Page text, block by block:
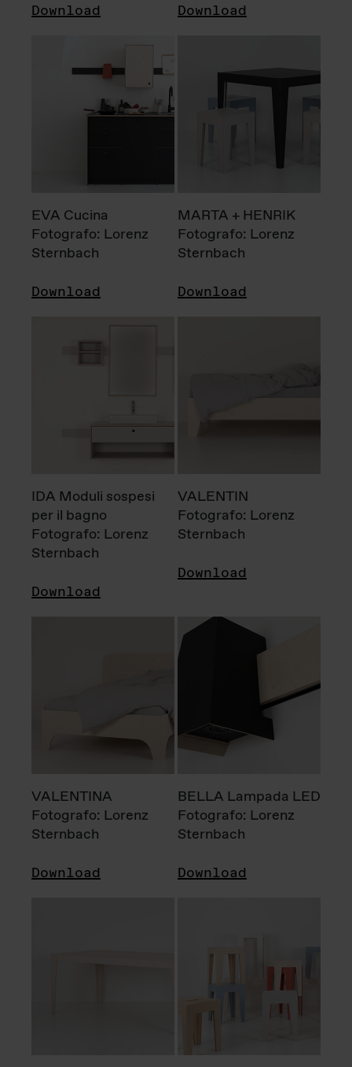
Download Download
EVA Cucina
Fotografo: Lorenz
Sternbach
Download
MARTA + HENRIK
Fotografo: Lorenz
Sternbach
Download
IDA Moduli sospesi
per il bagno
Fotografo: Lorenz
Sternbach
Download
VALENTIN
Fotografo: Lorenz
Sternbach
Download
VALENTINA
Fotografo: Lorenz
Sternbach
Download
BELLA Lampada LED
Fotografo: Lorenz
Sternbach
Download